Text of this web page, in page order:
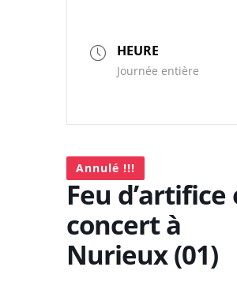
HEURE
Journée entière
Annulé !!!
Feu d’artifice
concert à
Nurieux (01)